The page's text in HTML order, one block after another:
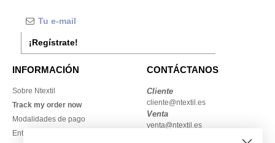
¡Regístrate!
INFORMACIÓN
Sobre Ntextil
Track my order now
Modalidades de pago
Entrega
CONTÁCTANOS
Cliente
cliente@ntextil.es
Venta
venta@ntextil.es